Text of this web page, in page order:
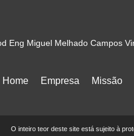
Eng Miguel Melhado Campos
Home Empresa Missão
O inteiro teor deste site está sujeito à